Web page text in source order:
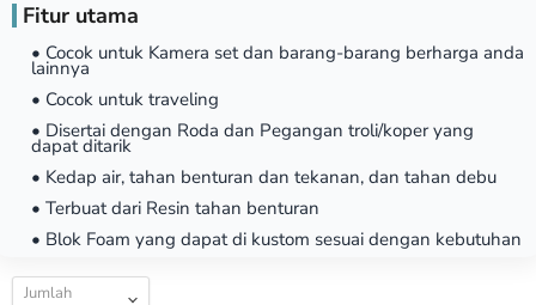
Fitur utama
• Cocok untuk Kamera set dan barang-barang berharga anda
lainnya
• Cocok untuk traveling
• Disertai dengan Roda dan Pegangan troli/koper yang
dapat ditarik
• Kedap air, tahan benturan dan tekanan, dan tahan debu
• Terbuat dari Resin tahan benturan
• Blok Foam yang dapat di kustom sesuai dengan kebutuhan
Jumlah